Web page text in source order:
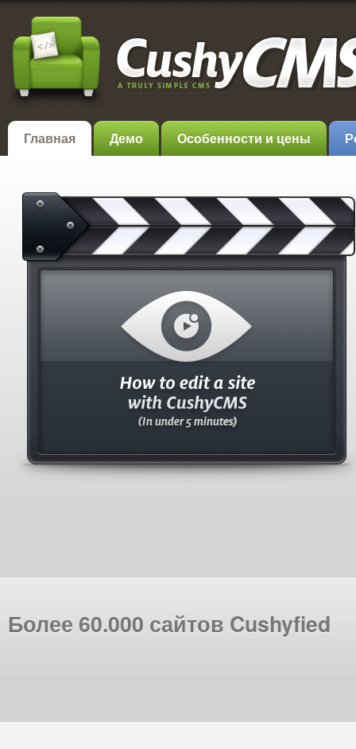
Главная Демо Особенности и цены
Более 60.000 сайтов Cushyfied